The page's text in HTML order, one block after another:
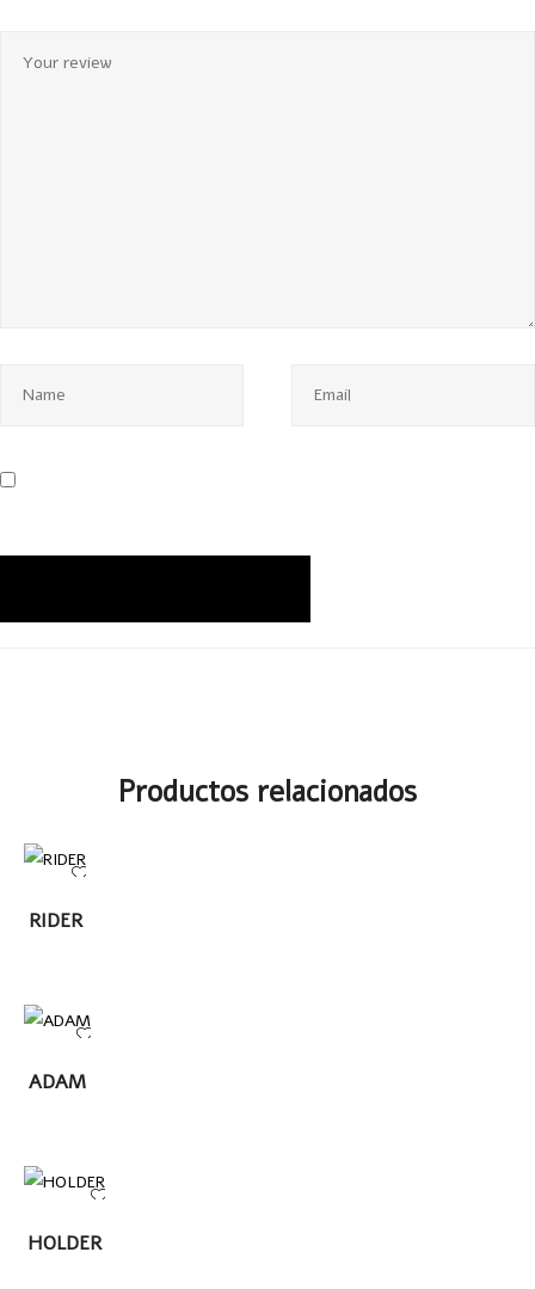
Productos relacionados
MÁS
RIDER
MÁS
ADAM
MÁS
HOLDER